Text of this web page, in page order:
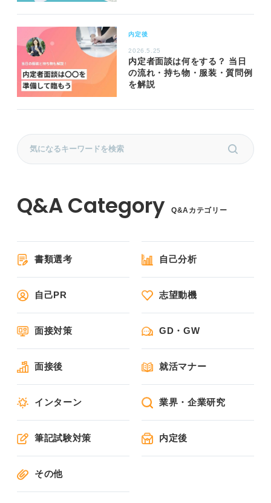
内定後
2026.5.25
内定者面談は何をする？ 当日
の流れ・持ち物・服装・質問例
を解説
Q&Aカテゴリー
書類選考 自己分析
自己PR 志望動機
面接対策 GD・GW
面接後 就活マナー
インターン 業界・企業研究
筆記試験対策 内定後
その他